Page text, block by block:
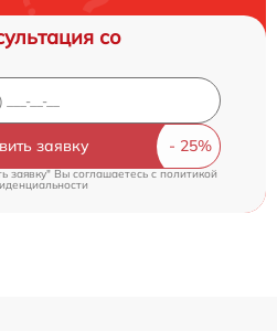
со
заявку
заявку" Вы соглашаетесь cполитикой